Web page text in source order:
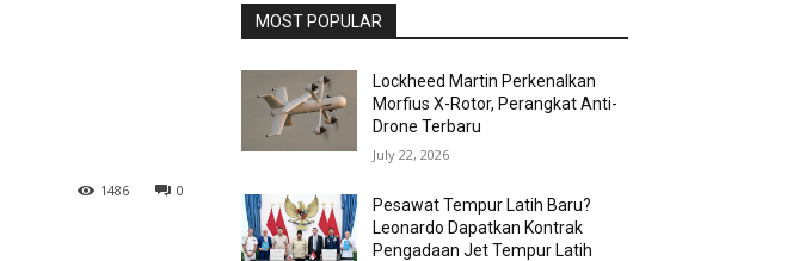
0
1486
MOST POPULAR
Lockheed Martin Perkenalkan
Morfius X-Rotor, Perangkat Anti-
Drone Terbaru
July 22, 2026
Pesawat Tempur Latih Baru?
Leonardo Dapatkan Kontrak
Pengadaan Jet Tempur Latih